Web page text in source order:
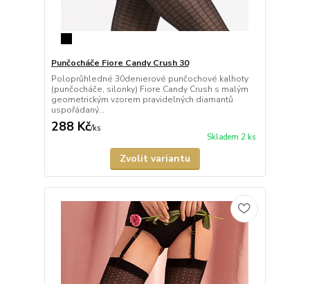
Punčocháče Fiore Candy Crush 30
Poloprůhledné 30denierové punčochové kalhoty
(punčocháče, silonky) Fiore Candy Crush s malým
geometrickým vzorem pravidelných diamantů
uspořádaný...
288 Kč/ks
Skladem 2 ks
Zvolit variantu